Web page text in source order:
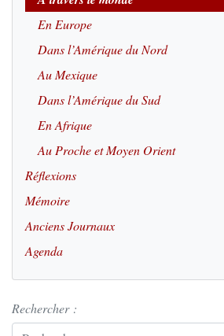
En Europe
Dans l’Amérique du Nord
Au Mexique
Dans l’Amérique du Sud
En Afrique
Au Proche et Moyen Orient
Réflexions
Mémoire
Anciens Journaux
Agenda
Rechercher :